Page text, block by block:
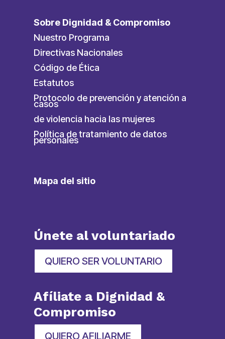
Sobre Dignidad & Compromiso
Nuestro Programa
Directivas Nacionales
Código de Ética
Estatutos
Protocolo de prevención y atención a
casos
de violencia hacia las mujeres
Política de tratamiento de datos
personales
Mapa del sitio
Únete al voluntariado
QUIERO SER VOLUNTARIO
Afíliate a Dignidad &
Compromiso
QUIERO AFILIARME